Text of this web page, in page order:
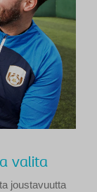
valita
joustavuutta